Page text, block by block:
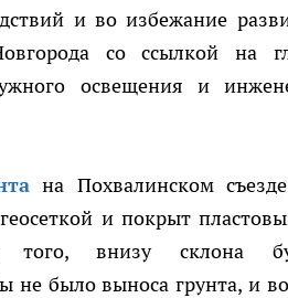
и во избежание
со ссылкой на
освещения и
на Похвалинском
и покрыт
внизу склона
не было выноса грунта, и